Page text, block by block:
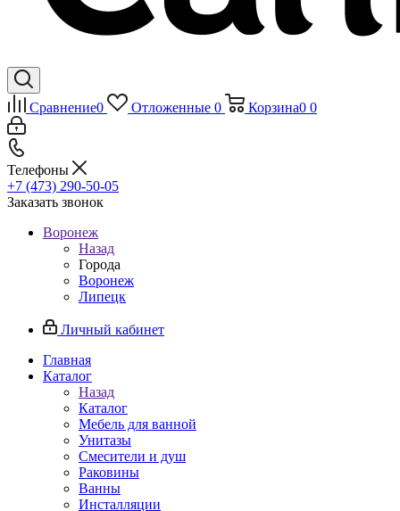
Сравнение0 Отложенные 0 Корзина0 0
Телефоны
+7 (473) 290-50-05
Заказать звонок
Воронеж
Назад
Города
Воронеж
Липецк
Личный кабинет
Главная
Каталог
Назад
Каталог
Мебель для ванной
Унитазы
Смесители и душ
Раковины
Ванны
Инсталляции